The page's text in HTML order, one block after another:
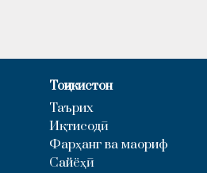
Тоҷикистон
Таърих
Иқтисодӣ
Фарҳанг ва маориф
Сайёҳӣ